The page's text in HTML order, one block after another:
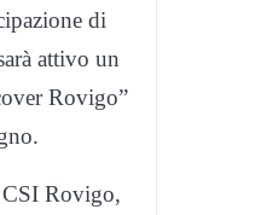
di
attivo un
Rovigo”
CSI Rovigo,